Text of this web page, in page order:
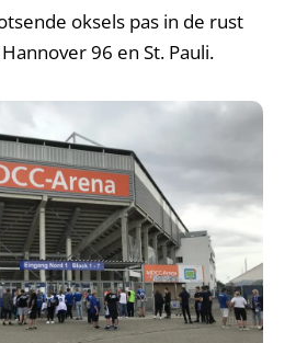
oksels pas in de rust
96 en St. Pauli.